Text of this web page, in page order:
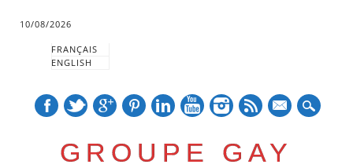
10/08/2026
FRANÇAIS
ENGLISH
GROUPE GAY